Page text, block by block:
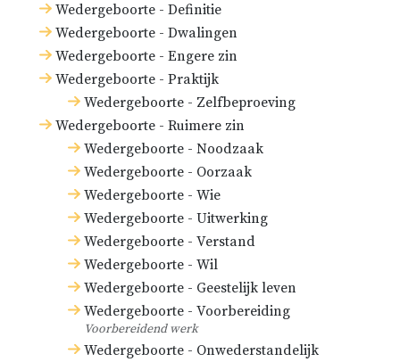
Wedergeboorte - Definitie
Wedergeboorte - Dwalingen
Wedergeboorte - Engere zin
Wedergeboorte - Praktijk
Wedergeboorte - Zelfbeproeving
Wedergeboorte - Ruimere zin
Wedergeboorte - Noodzaak
Wedergeboorte - Oorzaak
Wedergeboorte - Wie
Wedergeboorte - Uitwerking
Wedergeboorte - Verstand
Wedergeboorte - Wil
Wedergeboorte - Geestelijk leven
Wedergeboorte - Voorbereiding
Voorbereidend werk
Wedergeboorte - Onwederstandelijk